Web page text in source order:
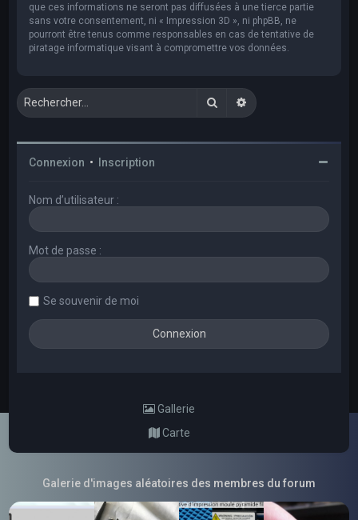
que ces informations ne seront pas diffusées à une tierce partie
sans votre consentement, ni « Impression 3D », ni phpBB, ne
pourront être tenus comme responsables en cas de tentative de
piratage informatique visant à compromettre vos données.
RechercherRecherche avancée
Connexion • Inscription
Nom d’utilisateur :
Mot de passe :
Se souvenir de moi
Gallerie
Carte
Galerie d'images aléatoires des membres du forum